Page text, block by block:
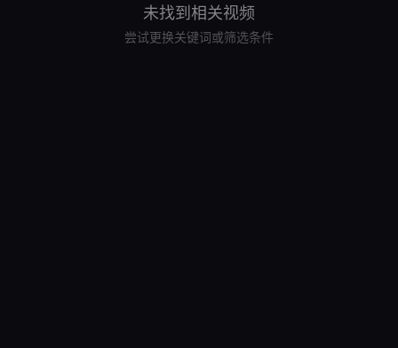
未找到相关视频
尝试更换关键词或筛选条件